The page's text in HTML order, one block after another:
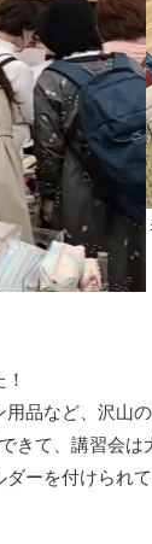
品など、沢山
きて、講習会は
ーを付けられ